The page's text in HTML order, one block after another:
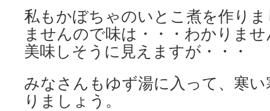
私もかぼちゃのいとこ煮を作り
ませんので味は・・・わかりま
美味しそうに見えますが・・・
みなさんもゆず湯に入って、寒
りましょう。